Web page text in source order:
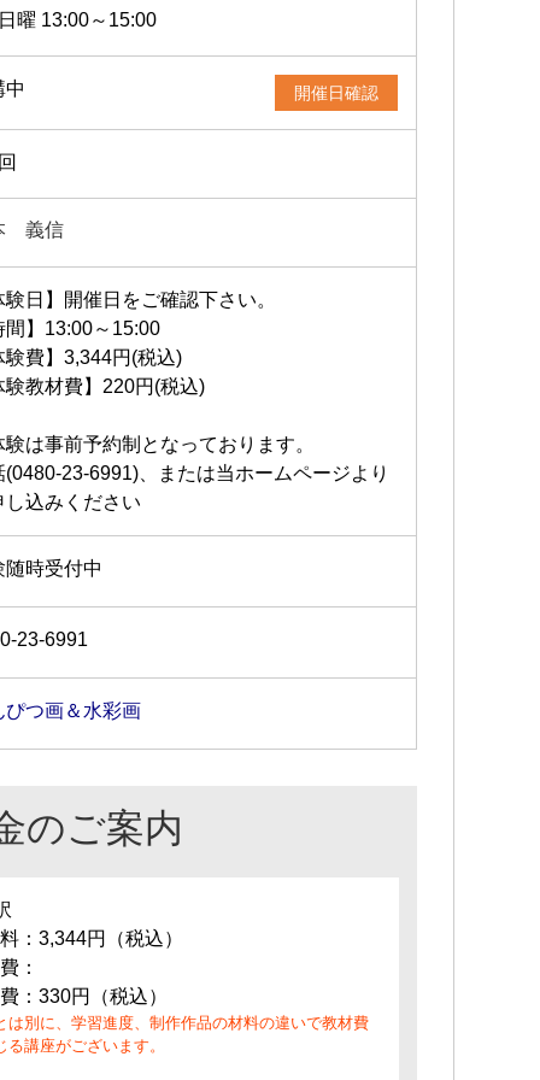
曜 13:00～15:00
中 開催日確認
義信
験日】開催日をご確認下さい。
間】13:00～15:00
験費】3,344円(税込)
験教材費】220円(税込)
は事前予約制となっております。
(0480-23-6991)、または当ホームページより
し込みください
随時受付中
23-6991
ぴつ画＆水彩画
のご案内
：3,344円（税込）
：
：330円（税込）
は別に、学習進度、制作作品の材料の違いで教材費
る講座がございます。